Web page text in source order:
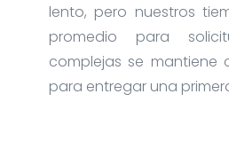
lento, pero nuestros
promedio para
complejas se mantiene
para entregar una